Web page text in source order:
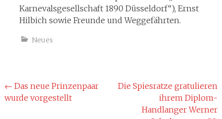
Karnevalsgesellschaft 1890 Düsseldorf“), Ernst
Hilbich sowie Freunde und Weggefährten.
Neues
Beitragsnavigation
← Das neue Prinzenpaar
wurde vorgestellt
Die Spiesratze gratulieren
ihrem Diplom-
Handlanger Werner